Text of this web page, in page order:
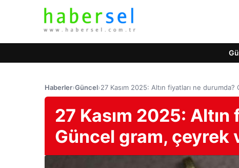
Haberler›Güncel›27 Kasım 2025: Altın fiyatları ne
27 Kasım 2025:
Güncel gram, çeyrek